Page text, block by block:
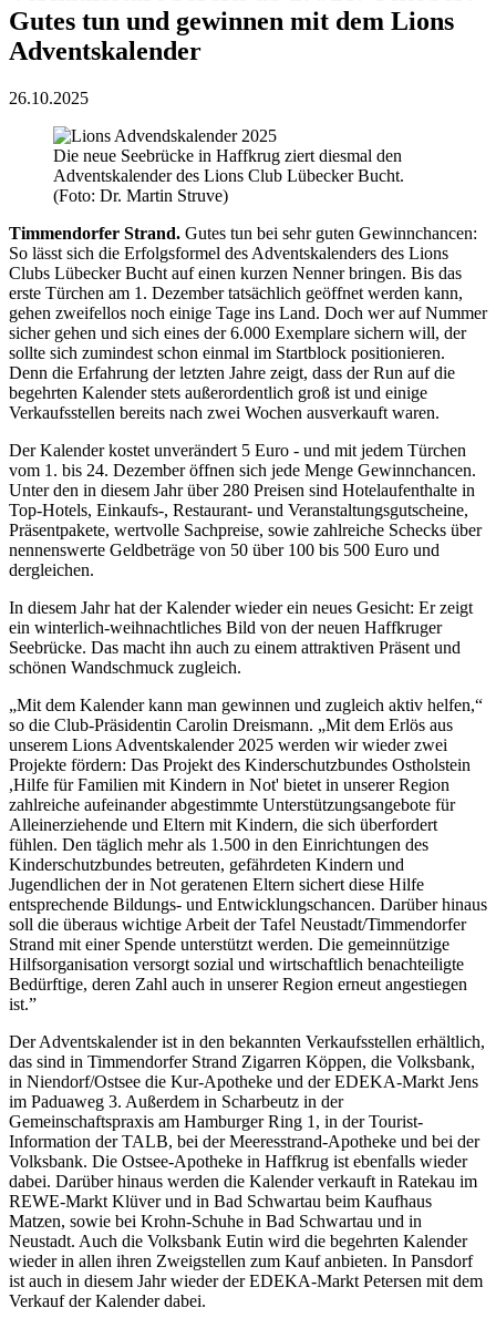
Gutes tun und gewinnen mit dem Lions
Adventskalender
26.10.2025
Die neue Seebrücke in Haffkrug ziert diesmal den
Adventskalender des Lions Club Lübecker Bucht.
(Foto: Dr. Martin Struve)
Timmendorfer Strand. Gutes tun bei sehr guten Gewinnchancen:
So lässt sich die Erfolgsformel des Adventskalenders des Lions
Clubs Lübecker Bucht auf einen kurzen Nenner bringen. Bis das
erste Türchen am 1. Dezember tatsächlich geöffnet werden kann,
gehen zweifellos noch einige Tage ins Land. Doch wer auf Nummer
sicher gehen und sich eines der 6.000 Exemplare sichern will, der
sollte sich zumindest schon einmal im Startblock positionieren.
Denn die Erfahrung der letzten Jahre zeigt, dass der Run auf die
begehrten Kalender stets außerordentlich groß ist und einige
Verkaufsstellen bereits nach zwei Wochen ausverkauft waren.
Der Kalender kostet unverändert 5 Euro - und mit jedem Türchen
vom 1. bis 24. Dezember öffnen sich jede Menge Gewinnchancen.
Unter den in diesem Jahr über 280 Preisen sind Hotelaufenthalte in
Top-Hotels, Einkaufs-, Restaurant- und Veranstaltungsgutscheine,
Präsentpakete, wertvolle Sachpreise, sowie zahlreiche Schecks über
nennenswerte Geldbeträge von 50 über 100 bis 500 Euro und
dergleichen.
In diesem Jahr hat der Kalender wieder ein neues Gesicht: Er zeigt
ein winterlich-weihnachtliches Bild von der neuen Haffkruger
Seebrücke. Das macht ihn auch zu einem attraktiven Präsent und
schönen Wandschmuck zugleich.
„Mit dem Kalender kann man gewinnen und zugleich aktiv helfen,“
so die Club-Präsidentin Carolin Dreismann. „Mit dem Erlös aus
unserem Lions Adventskalender 2025 werden wir wieder zwei
Projekte fördern: Das Projekt des Kinderschutzbundes Ostholstein
,Hilfe für Familien mit Kindern in Not' bietet in unserer Region
zahlreiche aufeinander abgestimmte Unterstützungsangebote für
Alleinerziehende und Eltern mit Kindern, die sich überfordert
fühlen. Den täglich mehr als 1.500 in den Einrichtungen des
Kinderschutzbundes betreuten, gefährdeten Kindern und
Jugendlichen der in Not geratenen Eltern sichert diese Hilfe
entsprechende Bildungs- und Entwicklungschancen. Darüber hinaus
soll die überaus wichtige Arbeit der Tafel Neustadt/Timmendorfer
Strand mit einer Spende unterstützt werden. Die gemeinnützige
Hilfsorganisation versorgt sozial und wirtschaftlich benachteiligte
Bedürftige, deren Zahl auch in unserer Region erneut angestiegen
ist.”
Der Adventskalender ist in den bekannten Verkaufsstellen erhältlich,
das sind in Timmendorfer Strand Zigarren Köppen, die Volksbank,
in Niendorf/Ostsee die Kur-Apotheke und der EDEKA-Markt Jens
im Padua­weg 3. Außerdem in Scharbeutz in der
Gemeinschaftspraxis am Hamburger Ring 1, in der Tourist-
Information der TALB, bei der Meeresstrand-Apotheke und bei der
Volksbank. Die Ostsee-Apotheke in Haffkrug ist ebenfalls wieder
dabei. Darüber hinaus werden die Kalender verkauft in Ratekau im
REWE-Markt Klüver und in Bad Schwartau beim Kaufhaus
Matzen, sowie bei Krohn-Schuhe in Bad Schwartau und in
Neustadt. Auch die Volksbank Eutin wird die begehrten Kalender
wieder in allen ihren Zweigstellen zum Kauf anbieten. In Pansdorf
ist auch in diesem Jahr wieder der EDEKA-Markt Petersen mit dem
Verkauf der Kalender dabei.